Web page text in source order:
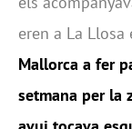
eren a La
Mallorca a fer
setmana per la